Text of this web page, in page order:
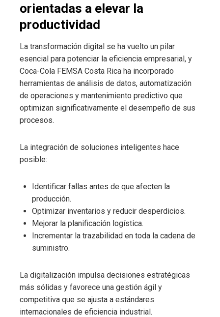
orientadas a elevar la
productividad
La transformación digital se ha vuelto un pilar
esencial para potenciar la eficiencia empresarial, y
Coca-Cola FEMSA Costa Rica ha incorporado
herramientas de análisis de datos, automatización
de operaciones y mantenimiento predictivo que
optimizan significativamente el desempeño de sus
procesos.
La integración de soluciones inteligentes hace
posible:
Identificar fallas antes de que afecten la
producción.
Optimizar inventarios y reducir desperdicios.
Mejorar la planificación logística.
Incrementar la trazabilidad en toda la cadena de
suministro.
La digitalización impulsa decisiones estratégicas
más sólidas y favorece una gestión ágil y
competitiva que se ajusta a estándares
internacionales de eficiencia industrial.